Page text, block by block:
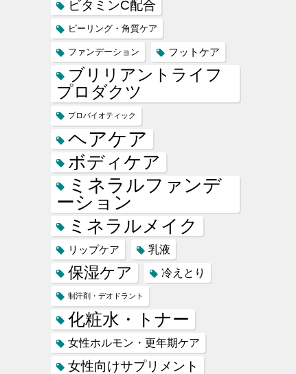
ビタミンC配合
ピーリング・角質ケア
ファンデーション フットケア
ブリリアントライフ
プロダクツ
プロバイオティック
ヘアケア
ボディケア
ミネラルファンデ
ーション
ミネラルメイク
リップケア 乳液
保湿ケア 冷えとり
制汗剤・デオドラント
化粧水・トナー
女性ホルモン・更年期ケア
女性向けサプリメント